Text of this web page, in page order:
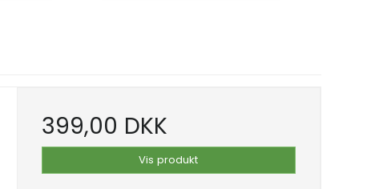
399,00 DKK
Vis produkt